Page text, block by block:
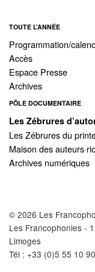
TOUTE L’ANNÉE
Programmation/
Accès
Espace Presse
Archives
PÔLE DOCUMENTAIRE
Les Zébrures
Les Zébrures du
Maison des
Archives numériques
© 2026 Les
Les Francophonies -
Limoges
Tél : +33 (0)5 55 10